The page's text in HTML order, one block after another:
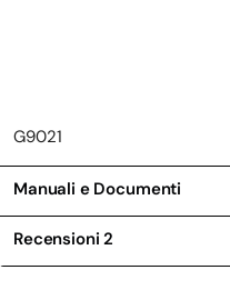
G9021
Manuali e Documenti
Recensioni2